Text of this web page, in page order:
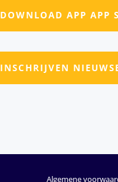
DOWNLOAD APP APP
INSCHRIJVEN
Algemene